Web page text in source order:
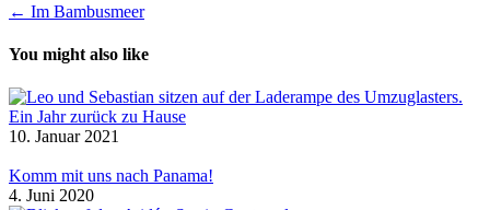
Beitragsnavigation
← Im Bambusmeer
You might also like
Ein Jahr zurück zu Hause
10. Januar 2021
Komm mit uns nach Panama!
4. Juni 2020